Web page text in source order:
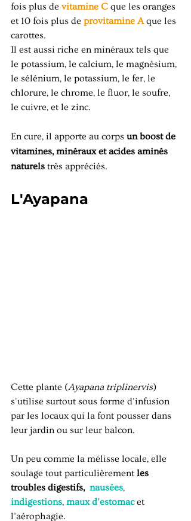
fois plus de vitamine C que les oranges
et 10 fois plus de provitamine A que les
carottes.
Il est aussi riche en minéraux tels que
le potassium, le calcium, le magnésium,
le sélénium, le potassium, le fer, le
chlorure, le chrome, le fluor, le soufre,
le cuivre, et le zinc.
En cure, il apporte au corps un boost de
vitamines, minéraux et acides aminés
naturels très appréciés.
L'Ayapana
Cette plante (Ayapana triplinervis)
s'utilise surtout sous forme d'infusion
par les locaux qui la font pousser dans
leur jardin ou sur leur balcon.
Un peu comme la mélisse locale, elle
soulage tout particulièrement les
troubles digestifs, nausées,
indigestions, maux d’estomac et
l’aérophagie.